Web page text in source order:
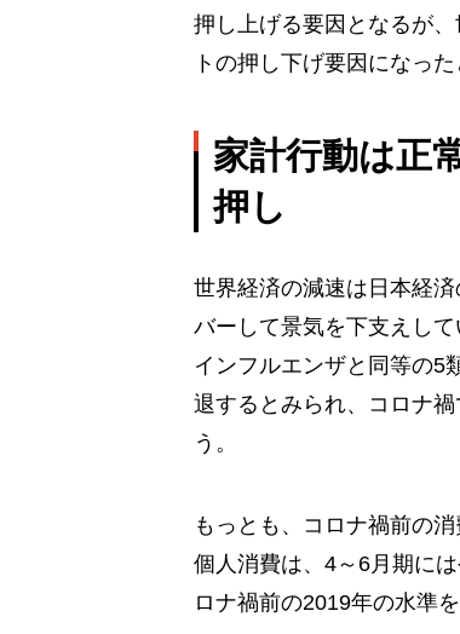
押し上げる要因となるが
トの押し下げ要因になった
家計行動は正
押し
世界経済の減速は日本経
バーして景気を下支えし
インフルエンザと同等の5
退するとみられ、コロナ
う。
もっとも、コロナ禍前の
個人消費は、4～6月期に
ロナ禍前の2019年の水準